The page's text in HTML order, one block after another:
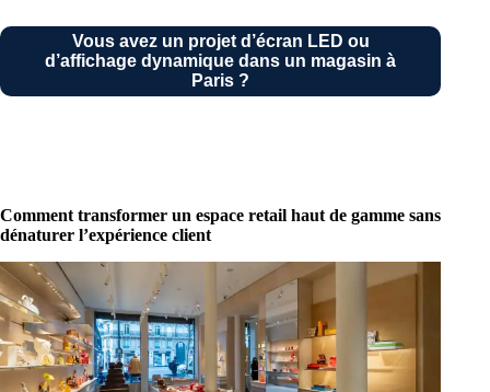
Vous avez un projet d’écran LED ou
d’affichage dynamique dans un magasin à
Paris ?
Comment transformer un espace retail haut de gamme sans
dénaturer l’expérience client